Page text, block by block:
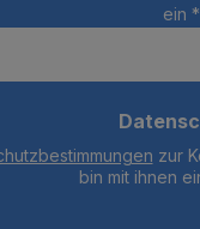
ein *
zur
bin mit ihnen